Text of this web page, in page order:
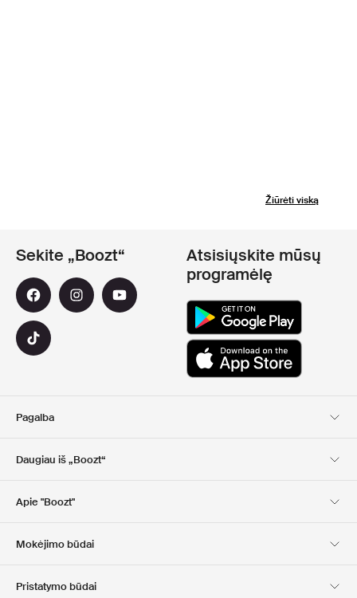
Žiūrėti viską
Pagalba
Daugiau iš „Boozt“
Club Boozt
Apie "Boozt"
Spauda ir apdovanojimai
Sekite „Boozt“
Atsisiųskite mūsų
programėlę
Mokėjimo būdai
Pristatymo būdai